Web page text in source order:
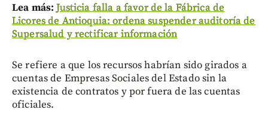
Lea más:Justicia falla a favor de la Fábrica de
Licores de Antioquia: ordena suspender auditoría de
Supersalud y rectificar información
Se refiere a que los recursos habrían sido girados a
cuentas de Empresas Sociales del Estado sin la
existencia de contratos y por fuera de las cuentas
oficiales.